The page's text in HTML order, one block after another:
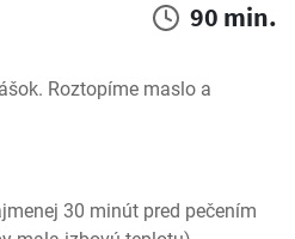
90 min.
Roztopíme maslo a
30 minút pred pečením